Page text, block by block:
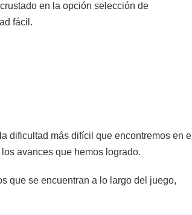
en la opción selección de
fácil.
dificultad más difícil que encontremos en el
avances que hemos logrado.
que se encuentran a lo largo del juego,